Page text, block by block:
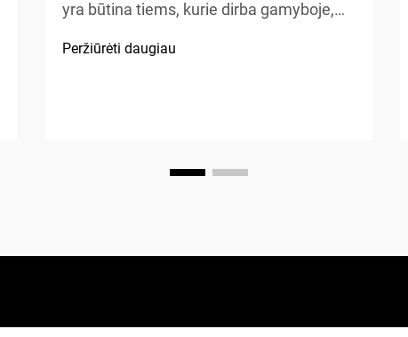
yra būtina tiems, kurie dirba gamyboje,
namų patobulinimo projektus. Oro
Peržiūrėti daugiau